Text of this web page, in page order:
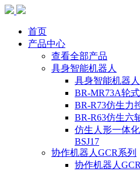
首页
产品中心
查看全部产品
具身智能机器人
具身智能机器人
BR-MR73A轮
BR-R73仿生力
BR-R63仿生六
仿生人形一体化
BSJ17
协作机器人GCR系列
协作机器人